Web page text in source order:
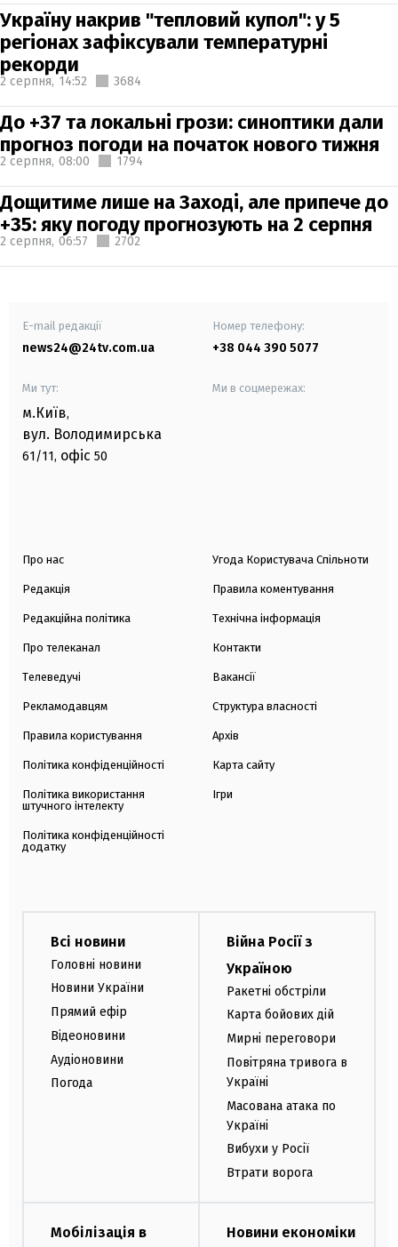
Україну накрив "тепловий купол": у 5
регіонах зафіксували температурні
рекорди
2 серпня, 14:52 3684
До +37 та локальні грози: синоптики дали
прогноз погоди на початок нового тижня
2 серпня, 08:00 1794
Дощитиме лише на Заході, але припече до
+35: яку погоду прогнозують на 2 серпня
2 серпня, 06:57 2702
E-mail редакції
news24@24tv.com.ua
Номер телефону:
+38 044 390 5077
Ми тут:
м.Київ,
вул. Володимирська
61/11, офіс 50
Ми в соцмережах:
Про нас
Редакція
Редакційна політика
Про телеканал
Телеведучі
Рекламодавцям
Правила користування
Політика конфіденційності
Політика використання
штучного інтелекту
Політика конфіденційності
додатку
Угода Користувача Спільноти
Правила коментування
Технічна інформація
Контакти
Вакансії
Структура власності
Архів
Карта сайту
Ігри
Всі новини
Головні новини
Новини України
Прямий ефір
Відеоновини
Аудіоновини
Погода
Війна Росії з
Україною
Ракетні обстріли
Карта бойових дій
Мирні переговори
Повітряна тривога в
Україні
Масована атака по
Україні
Вибухи у Росії
Втрати ворога
Мобілізація в
Новини економіки